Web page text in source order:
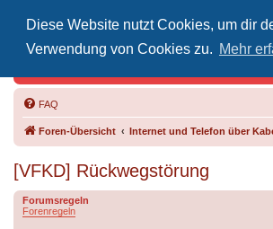
Diese Website nutzt Cookies, um dir
Verwendung von Cookies zu. Mehr
FAQ
Foren-Übersicht Internet und Telefon über
[VFKD] Rückwegstörung
Forumsregeln
Forenregeln